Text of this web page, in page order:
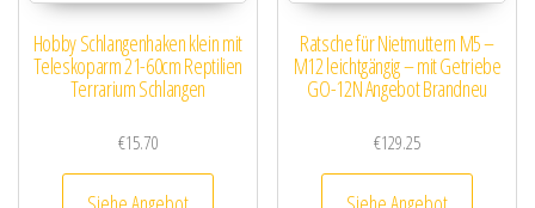
Hobby Schlangenhaken klein mit
Teleskoparm 21-60cm Reptilien
Terrarium Schlangen
€15.70
Ratsche für Nietmuttern M5 –
M12 leichtgängig – mit Getriebe
GO-12N Angebot Brandneu
€129.25